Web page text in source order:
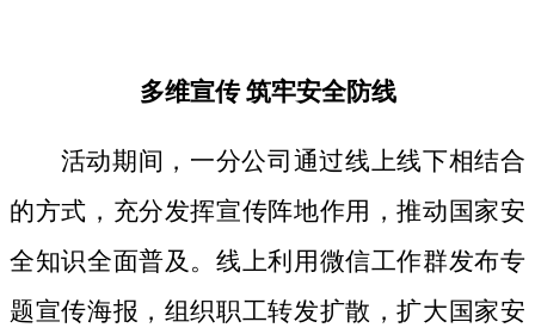
多维宣传筑牢安全防线
活动期间， 一分公司通过线上线下相结合
的方式， 充分发挥宣传阵地作用，推动国家安
全知识全面普及。线上利用微信工作群发布专
题宣传海报，组织职工转发扩散，扩大国家安